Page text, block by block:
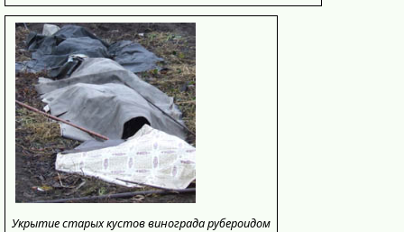
Укрытие старых кустов винограда рубероидом